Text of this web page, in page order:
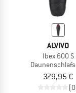
ALVIVO
Ibex 600 S
379,95 €